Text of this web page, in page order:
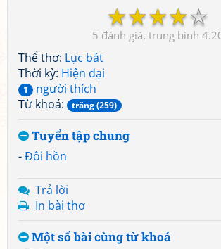
☆
☆
☆
☆
☆
5
Thể thơ: Lục bát
Thời kỳ: Hiện đại
1
người thích
Từ khoá:
trăng (259)
Tuyển tập chung
-Đôi hồn
Trả lời
In bài thơ
Một số bài cùng từ khoá